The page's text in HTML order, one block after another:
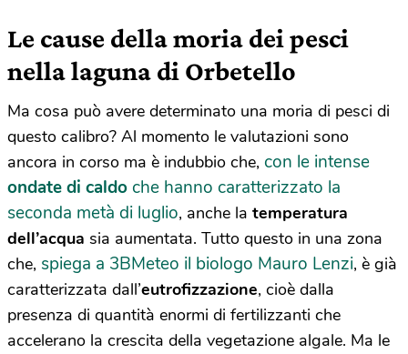
Le cause della moria dei pesci
nella laguna di Orbetello
Ma cosa può avere determinato una moria di pesci di
questo calibro? Al momento le valutazioni sono
ancora in corso ma è indubbio che, con le intense
ondate di caldo che hanno caratterizzato la
seconda metà di luglio, anche la temperatura
dell’acqua sia aumentata. Tutto questo in una zona
che, spiega a 3BMeteo il biologo Mauro Lenzi, è già
caratterizzata dall’eutrofizzazione, cioè dalla
presenza di quantità enormi di fertilizzanti che
accelerano la crescita della vegetazione algale. Ma le